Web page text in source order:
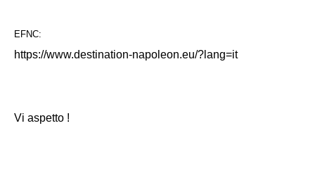
EFNC:
https://www.destination-napoleon.eu/?lang=it
Vi aspetto !